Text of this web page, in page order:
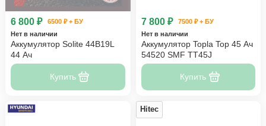
6 800 ₽
6500 ₽ + БУ
Нет в наличии
Аккумулятор Solite 44B19L
44 Ач
Купить
7 800 ₽
7500 ₽ + БУ
Нет в наличии
Аккумулятор Topla Top 45 Ач
54520 SMF TT45J
Купить
Hitec